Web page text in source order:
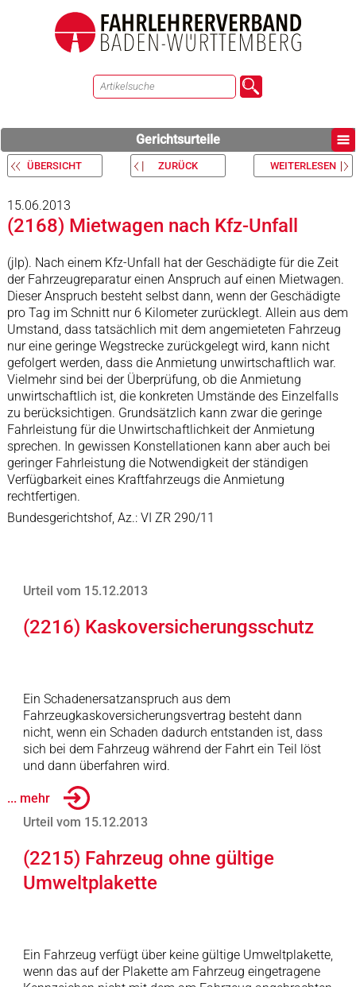
Gerichtsurteile
ÜBERSICHT ZURÜCK WEITERLESEN
15.06.2013
(2168) Mietwagen nach Kfz-Unfall
(jlp). Nach einem Kfz-Unfall hat der Geschädigte für die Zeit
der Fahrzeugreparatur einen Anspruch auf einen Mietwagen.
Dieser Anspruch besteht selbst dann, wenn der Geschädigte
pro Tag im Schnitt nur 6 Kilometer zurücklegt. Allein aus dem
Umstand, dass tatsächlich mit dem angemieteten Fahrzeug
nur eine geringe Wegstrecke zurückgelegt wird, kann nicht
gefolgert werden, dass die Anmietung unwirtschaftlich war.
Vielmehr sind bei der Überprüfung, ob die Anmietung
unwirtschaftlich ist, die konkreten Umstände des Einzelfalls
zu berücksichtigen. Grundsätzlich kann zwar die geringe
Fahrleistung für die Unwirtschaftlichkeit der Anmietung
sprechen. In gewissen Konstellationen kann aber auch bei
geringer Fahrleistung die Notwendigkeit der ständigen
Verfügbarkeit eines Kraftfahrzeugs die Anmietung
rechtfertigen.
Bundesgerichtshof, Az.: VI ZR 290/11
Urteil vom 15.12.2013
(2216) Kaskoversicherungsschutz
Ein Schadenersatzanspruch aus dem
Fahrzeugkaskoversicherungsvertrag besteht dann
nicht, wenn ein Schaden dadurch entstanden ist, dass
sich bei dem Fahrzeug während der Fahrt ein Teil löst
und dann überfahren wird.
... mehr
Urteil vom 15.12.2013
(2215) Fahrzeug ohne gültige
Umweltplakette
Ein Fahrzeug verfügt über keine gültige Umweltplakette,
wenn das auf der Plakette am Fahrzeug eingetragene